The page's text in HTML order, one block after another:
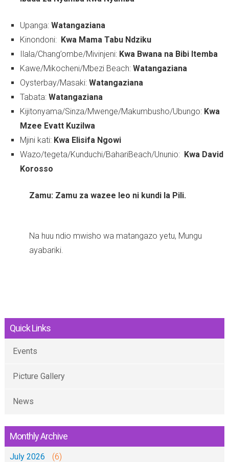
Upanga: Watangaziana
Kinondoni: Kwa Mama Tabu Ndziku
Ilala/Chang’ombe/Mivinjeni:Kwa Bwana na Bibi Itemba
Kawe/Mikocheni/Mbezi Beach: Watangaziana
Oysterbay/Masaki: Watangaziana
Tabata: Watangaziana
Kijitonyama/Sinza/Mwenge/Makumbusho/Ubungo:Kwa
Mzee Evatt Kuzilwa
Mjini kati: Kwa Elisifa Ngowi
Wazo/tegeta/Kunduchi/BahariBeach/Ununio: Kwa David
Korosso
Zamu: Zamu za wazee leo ni kundi la Pili.
Na huu ndio mwisho wa matangazo yetu, Mungu
ayabariki.
Quick Links
Events
Picture Gallery
News
Monthly Archive
July 2026 (6)